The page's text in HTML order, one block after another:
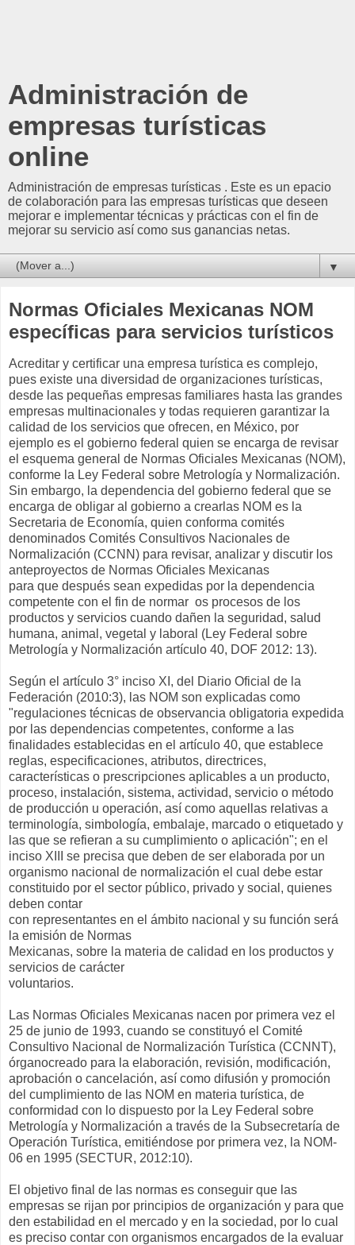
Administración de
empresas turísticas
online
Administración de empresas turísticas . Este es un epacio
de colaboración para las empresas turísticas que deseen
mejorar e implementar técnicas y prácticas con el fin de
mejorar su servicio así como sus ganancias netas.
▼
Normas Oficiales Mexicanas NOM
específicas para servicios turísticos
Acreditar y certificar una empresa turística es complejo,
pues existe una diversidad de organizaciones turísticas,
desde las pequeñas empresas familiares hasta las grandes
empresas multinacionales y todas requieren garantizar la
calidad de los servicios que ofrecen, en México, por
ejemplo es el gobierno federal quien se encarga de revisar
el esquema general de Normas Oficiales Mexicanas (NOM),
conforme la Ley Federal sobre Metrología y Normalización.
Sin embargo, la dependencia del gobierno federal que se
encarga de obligar al gobierno a crearlas NOM es la
Secretaria de Economía, quien conforma comités
denominados Comités Consultivos Nacionales de
Normalización (CCNN) para revisar, analizar y discutir los
anteproyectos de Normas Oficiales Mexicanas
para que después sean expedidas por la dependencia
competente con el fin de normar os procesos de los
productos y servicios cuando dañen la seguridad, salud
humana, animal, vegetal y laboral (Ley Federal sobre
Metrología y Normalización artículo 40, DOF 2012: 13).
Según el artículo 3° inciso XI, del Diario Oficial de la
Federación (2010:3), las NOM son explicadas como
"regulaciones técnicas de observancia obligatoria expedida
por las dependencias competentes, conforme a las
finalidades establecidas en el artículo 40, que establece
reglas, especificaciones, atributos, directrices,
características o prescripciones aplicables a un producto,
proceso, instalación, sistema, actividad, servicio o método
de producción u operación, así como aquellas relativas a
terminología, simbología, embalaje, marcado o etiquetado y
las que se refieran a su cumplimiento o aplicación"; en el
inciso XIII se precisa que deben de ser elaborada por un
organismo nacional de normalización el cual debe estar
constituido por el sector público, privado y social, quienes
deben contar
con representantes en el ámbito nacional y su función será
la emisión de Normas
Mexicanas, sobre la materia de calidad en los productos y
servicios de carácter
voluntarios.
Las Normas Oficiales Mexicanas nacen por primera vez el
25 de junio de 1993, cuando se constituyó el Comité
Consultivo Nacional de Normalización Turística (CCNNT),
órganocreado para la elaboración, revisión, modificación,
aprobación o cancelación, así como difusión y promoción
del cumplimiento de las NOM en materia turística, de
conformidad con lo dispuesto por la Ley Federal sobre
Metrología y Normalización a través de la Subsecretaría de
Operación Turística, emitiéndose por primera vez, la NOM-
06 en 1995 (SECTUR, 2012:10).
El objetivo final de las normas es conseguir que las
empresas se rijan por principios de organización y para que
den estabilidad en el mercado y en la sociedad, por lo cual
es preciso contar con organismos encargados de la evaluar